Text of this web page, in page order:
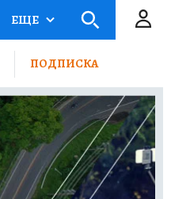
ЕЩЕ
ПОДПИСКА